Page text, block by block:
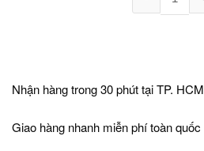
Nhận hàng trong 30 phút tại TP. HCM
Giao hàng nhanh miễn phí toàn quốc